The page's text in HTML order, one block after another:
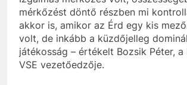
mérkőzést döntő részben mi
akkor is, amikor az Érd egy kis
volt, de inkább a küzdőjelleg
játékosság – értékelt Bozsik Péter, a
VSE vezetőedzője.